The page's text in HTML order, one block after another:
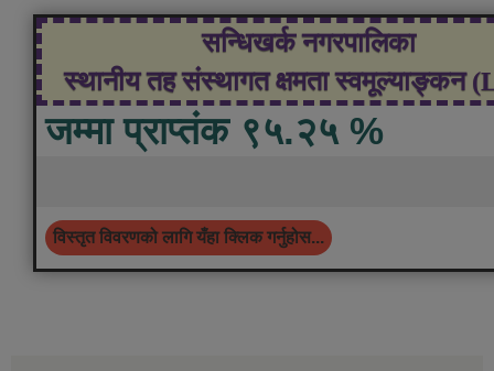
सन्धिखर्क नगरपालिका
स्थानीय तह संस्थागत क्षमता स्वमूल्याङ्कन
जम्मा प्राप्तंक ९५.२५ %
विस्तृत विवरणको लागि यँहा क्लिक गर्नुहोस...